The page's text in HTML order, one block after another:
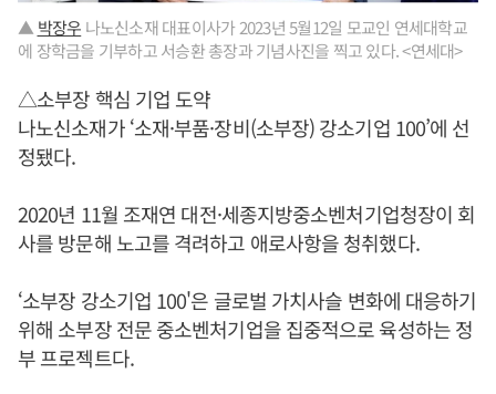
▲ 박장우 나노신소재 대표이사가 2023년 5월12일 모교인 연세대학교
에 장학금을 기부하고 서승환 총장과 기념사진을 찍고 있다. <연세대>
△소부장 핵심 기업 도약
나노신소재가 ‘소재·부품·장비(소부장) 강소기업 100’에 선
정됐다.
2020년 11월 조재연 대전·세종지방중소벤처기업청장이 회
사를 방문해 노고를 격려하고 애로사항을 청취했다.
‘소부장 강소기업 100'은 글로벌 가치사슬 변화에 대응하기
위해 소부장 전문 중소벤처기업을 집중적으로 육성하는 정
부 프로젝트다.